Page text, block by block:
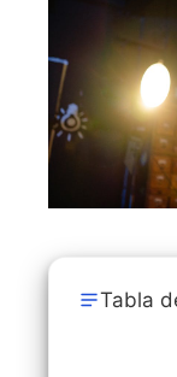
Tabla